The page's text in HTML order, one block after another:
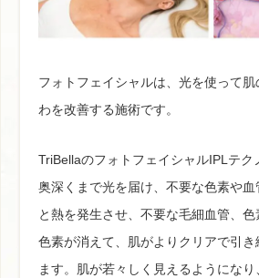
フォトフェイシャルは、光を使って
わを改善する施術です。
TriBellaのフォトフェイシャルIPLテク
奥深くまで光を届け、不要な色素や
と熱を発生させ、不要な毛細血管、色
色素が消えて、肌がよりクリアで引き
ます。肌が若々しく見えるようにな